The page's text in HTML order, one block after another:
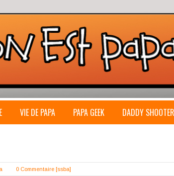
VIE DE PAPA PAPA GEEK DADDY SHOOTER
0 Commentaire [ssba]